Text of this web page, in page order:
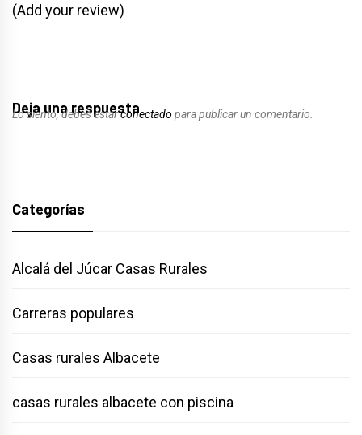
(Add your review)
Deja una respuesta
Lo siento, debes estarconectado para publicar un comentario.
Categorías
Alcalá del Júcar Casas Rurales
Carreras populares
Casas rurales Albacete
casas rurales albacete con piscina